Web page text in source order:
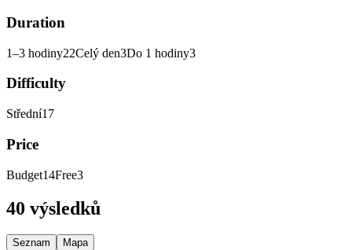
Duration
1–3 hodiny22Celý den3Do 1 hodiny3
Difficulty
Střední17
Price
Budget14Free3
40 výsledků
Seznam Mapa